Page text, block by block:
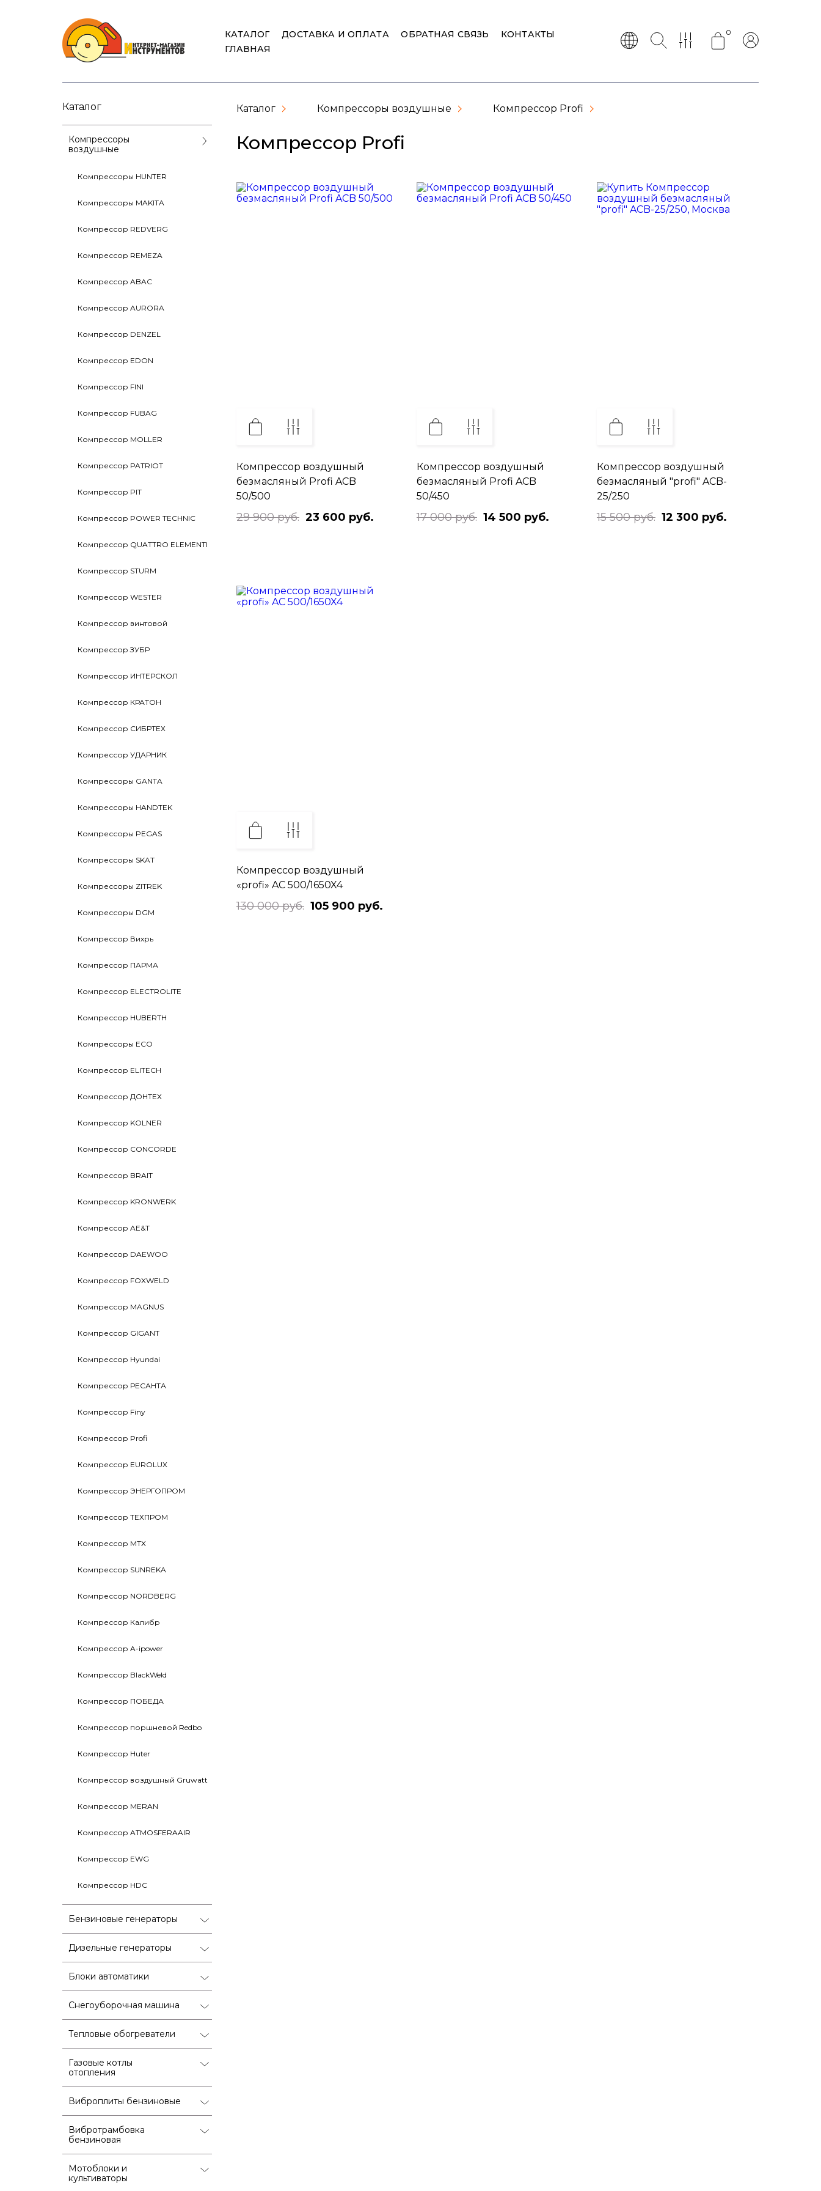
КАТАЛОГ ДОСТАВКА И ОПЛАТА ОБРАТНАЯ СВЯЗЬ
КОНТАКТЫ
ГЛАВНАЯ
0
Каталог
Компрессоры
воздушные
Компрессоры HUNTER
Компрессоры MAKITA
Компрессор REDVERG
Компрессор REMEZA
Компрессор ABAC
Компрессор AURORA
Компрессор DENZEL
Компрессор EDON
Компрессор FINI
Компрессор FUBAG
Компрессор MOLLER
Компрессор PATRIOT
Компрессор PIT
Компрессор POWER TECHNIC
Компрессор QUATTRO ELEMENTI
Компрессор STURM
Компрессор WESTER
Компрессор винтовой
Компрессор ЗУБР
Компрессор ИНТЕРСКОЛ
Компрессор КРАТОН
Компрессор СИБРТЕХ
Компрессор УДАРНИК
Компрессоры GANTA
Компрессоры HANDTEK
Компрессоры PEGAS
Компрессоры SKAT
Компрессоры ZITREK
Компрессоры DGM
Компрессор Вихрь
Компрессор ПАРМА
Компрессор ELECTROLITE
Компрессор HUBERTH
Компрессоры ECO
Компрессор ELITECH
Компрессор ДОНТЕХ
Компрессор KOLNER
Компрессор CONCORDE
Компрессор BRAIT
Компрессор KRONWERK
Компрессор AE&T
Компрессор DAEWOO
Компрессор FOXWELD
Компрессор MAGNUS
Компрессор GIGANT
Компрессор Hyundai
Компрессор РЕСАНТА
Компрессор Finy
Компрессор Profi
Компрессор EUROLUX
Компрессор ЭНЕРГОПРОМ
Компрессор ТЕХПРОМ
Компрессор MTX
Компрессор SUNREKA
Компрессор NORDBERG
Компрессор Калибр
Компрессор A-ipower
Компрессор BlackWeld
Компрессор ПОБЕДА
Компрессор поршневой Redbo
Компрессор Huter
Компрессор воздушный Gruwatt
Компрессор MERAN
Компрессор ATMOSFERAAIR
Компрессор EWG
Компрессор HDC
Бензиновые генераторы
Дизельные генераторы
Блоки автоматики
Снегоуборочная машина
Тепловые обогреватели
Газовые котлы
отопления
Виброплиты бензиновые
Вибротрамбовка
бензиновая
Мотоблоки и
культиваторы
Каталог Компрессоры воздушные Компрессор Profi
Компрессор Profi
Компрессор воздушный
безмасляный Profi ACB
50/500
29 900 руб. 23 600 руб.
Компрессор воздушный
безмасляный Profi ACB
50/450
17 000 руб. 14 500 руб.
Компрессор воздушный
безмасляный "profi" ACB-
25/250
15 500 руб. 12 300 руб.
Компрессор воздушный
«profi» AC 500/1650X4
130 000 руб. 105 900 руб.